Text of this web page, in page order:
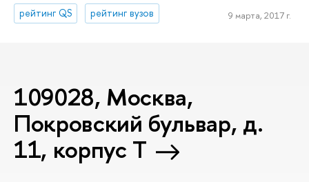
рейтинг QS
рейтинг вузов 9 марта, 2017 г.
109028, Москва,
Покровский бульвар, д.
11, корпус T